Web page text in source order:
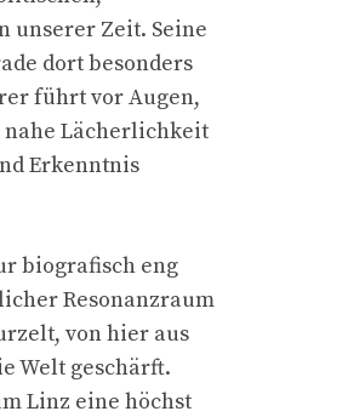
unserer Zeit. Seine
dort besonders
führt vor Augen,
Lächerlichkeit
Erkenntnis
biografisch eng
Resonanzraum
von hier aus
Welt geschärft.
Linz eine höchst